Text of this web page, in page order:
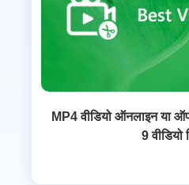
MP4 वीडियो ऑनलाइन या
9 वीडियो